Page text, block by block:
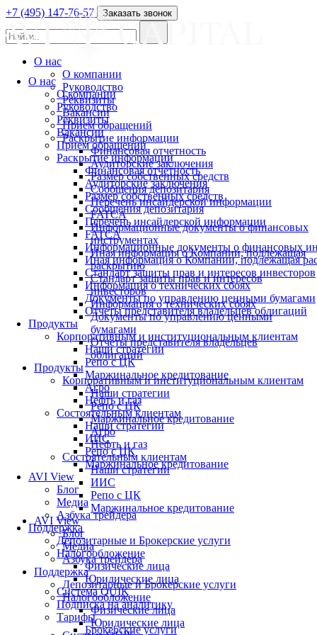
О нас
О компании
Руководство
Реквизиты
Вакансии
Прием обращений
Раскрытие информации
Финансовая отчетность
Аудиторские заключения
Размер собственных средств
Сообщения депозитария
Перечень инсайдерской информации
FATCA
Информационные документы о финансовых
Иная информация о Компании, подлежащая
Стандарт защиты прав и интересов инвесторов
Информация о технических сбоях
Документы по управлению ценными бумагами
Отчеты представителя владельцев облигаций
Продукты
Корпоративным и институциональным клиентам
Наши стратегии
Репо с ЦК
Маржинальное кредитование
Агро
Нефть и газ
Состоятельным клиентам
Наши стратегии
ИИС
Репо с ЦК
Маржинальное кредитование
AVI View
Блог
Медиа
Азбука трейдера
Поддержка
Депозитарные и Брокерские услуги
Налогообложение
Физические лица
Юридические лица
Система QUIK
Подписка на аналитику
Тарифы
Брокерские услуги
+7 (495) 147-76-57 Заказать звонок
О нас
О компании
Руководство
Реквизиты
Вакансии
Прием обращений
Раскрытие информации
Финансовая отчетность
Аудиторские заключения
Размер собственных средств
Сообщения депозитария
Перечень инсайдерской информации
FATCA
Информационные документы о финансовых
инструментах
Иная информация о Компании, подлежащая
раскрытию
Стандарт защиты прав и интересов
инвесторов
Информация о технических сбоях
Документы по управлению ценными
бумагами
Отчеты представителя владельцев
облигаций
Продукты
Корпоративным и институциональным клиентам
Наши стратегии
Репо с ЦК
Маржинальное кредитование
Агро
Нефть и газ
Состоятельным клиентам
Наши стратегии
ИИС
Репо с ЦК
Маржинальное кредитование
AVI View
Блог
Медиа
Азбука трейдера
Поддержка
Депозитарные и Брокерские услуги
Налогообложение
Физические лица
Юридические лица